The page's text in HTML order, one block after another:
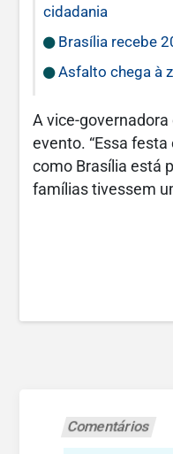
cidadania
Brasília recebe
Asfalto chega à
A vice-
evento. “Essa
como Brasília está
famílias tivessem
Comentários